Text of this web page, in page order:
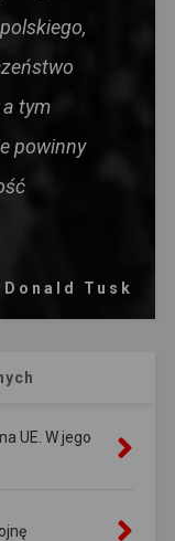
a tym
powinny
Tusk
UE. W jego